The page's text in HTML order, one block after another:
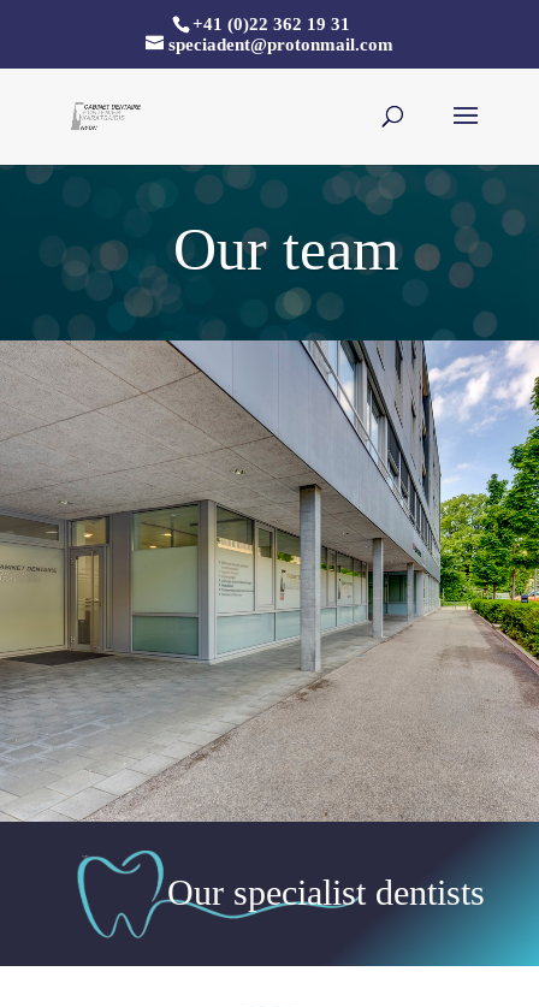
+41 (0)22 362 19 31
speciadent@protonmail.com
Our team
Our specialist dentists